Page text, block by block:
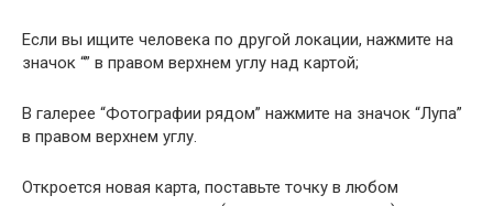
Если вы ищите человека по другой локации, нажмите на
значок “” в правом верхнем углу над картой;
В галерее “Фотографии рядом” нажмите на значок “Лупа”
в правом верхнем углу.
Откроется новая карта, поставьте точку в любом